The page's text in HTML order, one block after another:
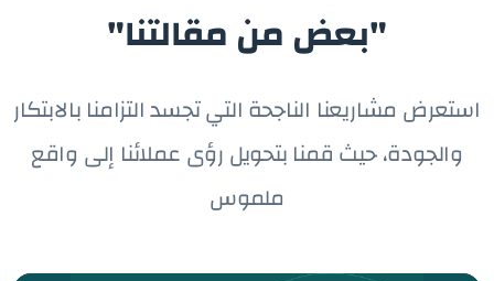
"بعض من مقالتنا"
استعرض مشاريعنا الناجحة التي تجسد التزامنا بالابتكار
والجودة، حيث قمنا بتحويل رؤى عملائنا إلى واقع
ملموس